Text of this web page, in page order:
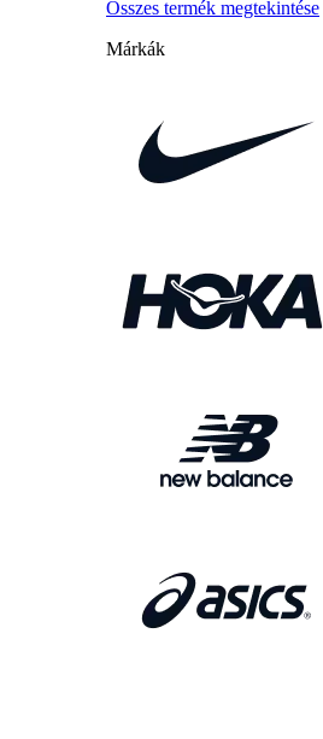
Összes termék megtekintése
Márkák